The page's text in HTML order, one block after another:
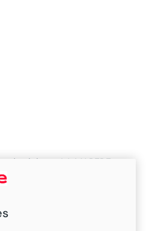
de sinistros! A MAPFRE
como proceder no